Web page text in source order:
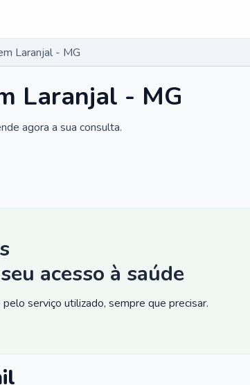
Laranjal - MG
Laranjal - MG
agora a sua consulta.
acesso à saúde
serviço utilizado, sempre que precisar.